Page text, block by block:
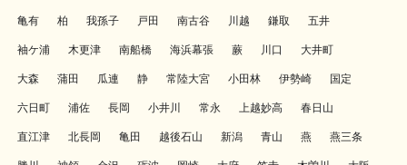
亀有 柏 我孫子 戸田 南古谷 川越 鎌取 五井
袖ケ浦 木更津 南船橋 海浜幕張 蕨 川口 大井町
大森 蒲田 瓜連 静 常陸大宮 小田林 伊勢崎 国定
六日町 浦佐 長岡 小井川 常永 上越妙高 春日山
直江津 北長岡 亀田 越後石山 新潟 青山 燕 燕三条